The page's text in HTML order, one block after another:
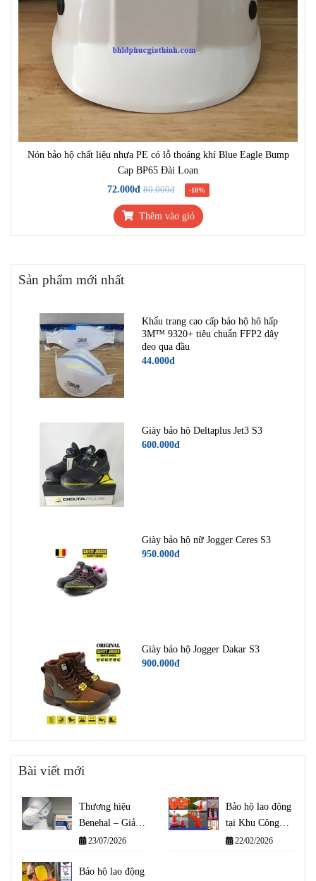
Nón bảo hộ chất liệu nhựa PE có lỗ thoáng khí Blue Eagle Bump
Cap BP65 Đài Loan
72.000đ 80.000đ -10%
Thêm vào giỏ
Sản phẩm mới nhất
Khẩu trang cao cấp bảo hộ hô hấp
3M™ 9320+ tiêu chuẩn FFP2 dây
đeo qua đầu
44.000đ
Giày bảo hộ Deltaplus Jet3 S3
600.000đ
Giày bảo hộ nữ Jogger Ceres S3
950.000đ
Giày bảo hộ Jogger Dakar S3
900.000đ
Bài viết mới
Thương hiệu
Benehal – Giải
pháp bảo vệ hô
chuẩn quốc tế
23/07/2026
Bảo hộ lao động
tại Khu Công
Nghiệp Cát Lái
22/02/2026
Bảo hộ lao động